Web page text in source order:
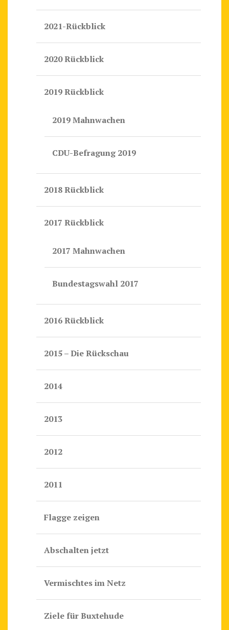
2021-Rückblick
2020 Rückblick
2019 Rückblick
2019 Mahnwachen
CDU-Befragung 2019
2018 Rückblick
2017 Rückblick
2017 Mahnwachen
Bundestagswahl 2017
2016 Rückblick
2015 – Die Rückschau
2014
2013
2012
2011
Flagge zeigen
Abschalten jetzt
Vermischtes im Netz
Ziele für Buxtehude